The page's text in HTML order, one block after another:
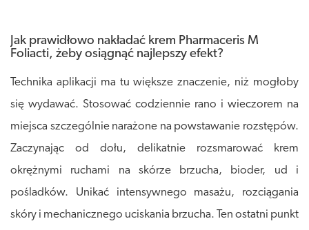
Jak prawidłowo nakładać krem Pharmaceris M
Foliacti, żeby osiągnąć najlepszy efekt?
Technika aplikacji ma tu większe znaczenie, niż mogłoby
się wydawać. Stosować codziennie rano i wieczorem na
miejsca szczególnie narażone na powstawanie rozstępów.
Zaczynając od dołu, delikatnie rozsmarować krem
okrężnymi ruchami na skórze brzucha, bioder, ud i
pośladków. Unikać intensywnego masażu, rozciągania
skóry i mechanicznego uciskania brzucha. Ten ostatni punkt